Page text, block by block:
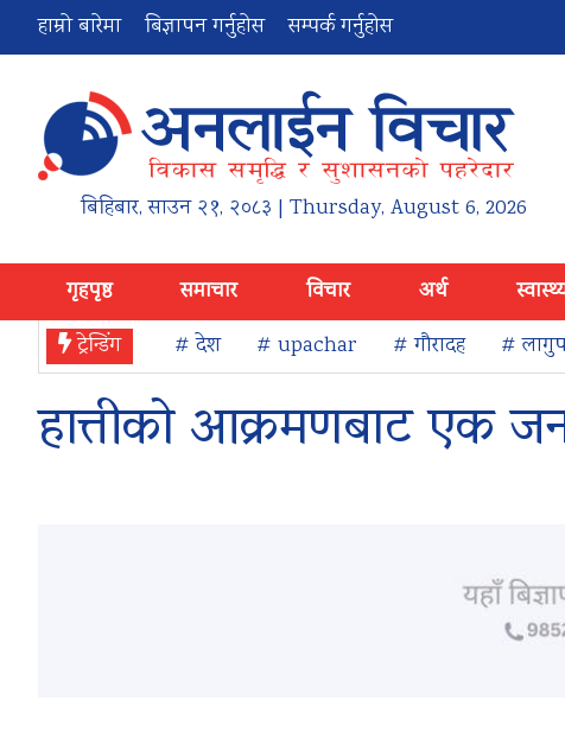
हाम्रो बारेमा बिज्ञापन गर्नुहोस सम्पर्क गर्नुहोस
बिहिबार,साउन २१, २०८३ | Thursday, August 6, 2026
गृहपृष्ठ समाचार विचार अर्थ
ट्रेन्डिंग
# देश # upachar # गौरादह #
हात्तीको आक्रमणबाट एक